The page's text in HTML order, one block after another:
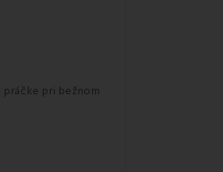
pri bežnom